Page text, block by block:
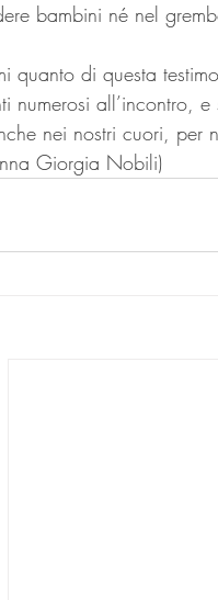
bambini né nel
quanto di questa
numerosi all’incontro,
nei nostri cuori, per
Giorgia Nobili)